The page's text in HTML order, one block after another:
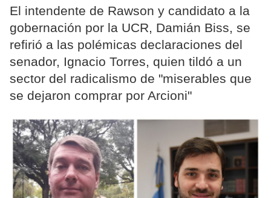
El intendente de Rawson y candidato a la
gobernación por la UCR, Damián Biss, se
refirió a las polémicas declaraciones del
senador, Ignacio Torres, quien tildó a un
sector del radicalismo de "miserables que
se dejaron comprar por Arcioni"